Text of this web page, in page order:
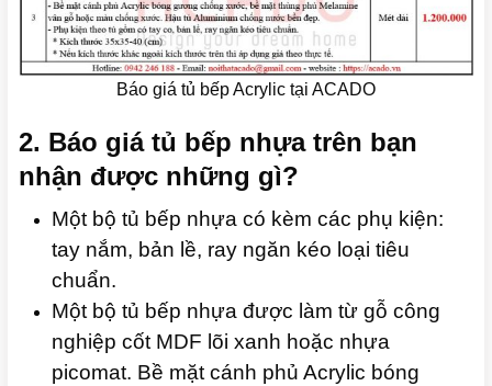
Báo giá tủ bếp Acrylic tại ACADO
2. Báo giá tủ bếp nhựa trên bạn
nhận được những gì?
Một bộ tủ bếp nhựa có kèm các phụ kiện:
tay nắm, bản lề, ray ngăn kéo loại tiêu
chuẩn.
Một bộ tủ bếp nhựa được làm từ gỗ công
nghiệp cốt MDF lõi xanh hoặc nhựa
picomat. Bề mặt cánh phủ Acrylic bóng